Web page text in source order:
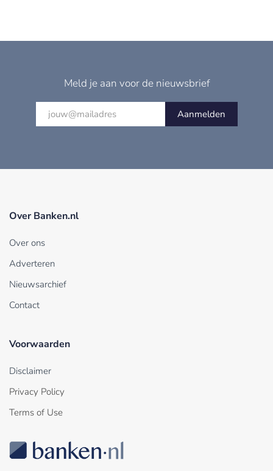
Meld je aan voor de nieuwsbrief
Aanmelden
Over Banken.nl
Over ons
Adverteren
Nieuwsarchief
Contact
Voorwaarden
Disclaimer
Privacy Policy
Terms of Use